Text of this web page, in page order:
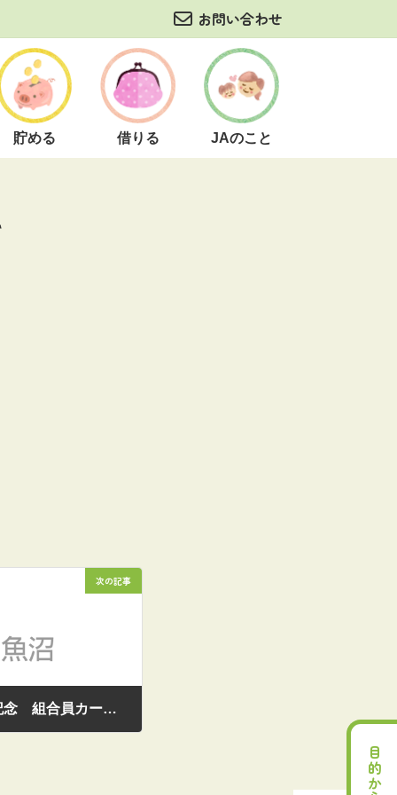
お問い合わせ
貯める 借りる JAのこと
次の記事
【お知らせ】合併一周年記念 組合員カード割引